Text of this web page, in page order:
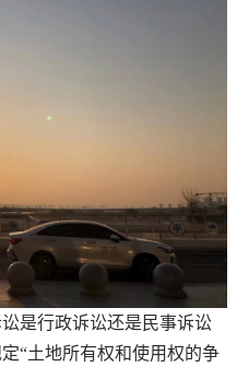
行政诉讼还是民事诉讼
土地所有权和使用权的争